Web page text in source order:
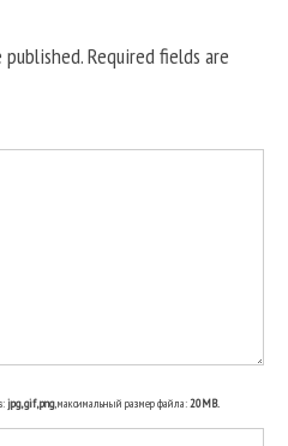
Required fields are
jpg, gif, png, максимальный размер файла:20MB.